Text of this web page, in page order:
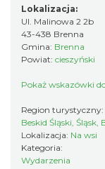
Festiwal
Granda 2026
0.56 km
Lokalizacja:
Ul. Malinowa 2 2b
43-438 Brenna
Gmina: Brenna
Powiat: cieszyński
Pokaż wskazówki
Region turystyczny:
Beskid Śląski, Śląsk,
Lokalizacja: Na wsi
Kategoria:
Wydarzenia